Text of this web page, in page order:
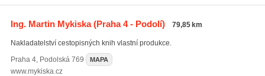
Ing. Martin Mykiska(Praha 4 - Podolí) 79,85 km
Nakladatelství cestopisných knih vlastní produkce.
Praha 4, Podolská 769 MAPA
www.mykiska.cz